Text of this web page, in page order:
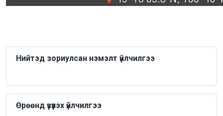
Нийтэд зориулсан нэмэлт үйлчилгээ
Өрөөнд үзүүлэх үйлчилгээ